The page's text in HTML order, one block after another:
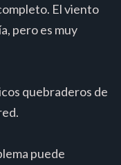
El viento
pero es muy
quebraderos de
puede